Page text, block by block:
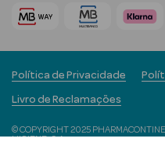
© COPYRIGHT 2025
HIGIENE, S.A.
Política de Privacidade
Livro de Reclamações